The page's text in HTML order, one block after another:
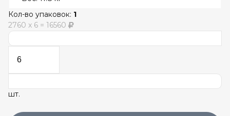
Кол-во упаковок: 1
2760 x 6 = 16560
шт.